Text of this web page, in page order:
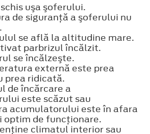
uşa şoferului.
de siguranţă a şoferului nu
se află la altitudine mare.
parbrizul încălzit.
se încălzeşte.
externă este prea
prea ridicată.
de încărcare a
este scăzut sau
acumulatorului este în afara
optim de funcţionare.
climatul interior sau